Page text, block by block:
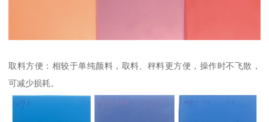
取料方便：相较于单纯颜料，取料、秤料更方便，操作时不飞散，
可减少损耗。